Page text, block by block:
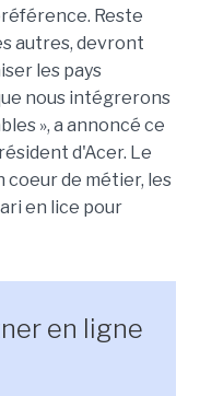
Reste
autres, devront
les pays
nous intégrerons
», a annoncé ce
d'Acer. Le
coeur de métier, les
en lice pour
en ligne